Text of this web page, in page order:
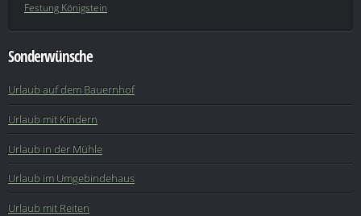
Festung Königstein
Sonderwünsche
Urlaub auf dem Bauernhof
Urlaub mit Kindern
Urlaub in der Mühle
Urlaub im Umgebindehaus
Urlaub mit Reiten